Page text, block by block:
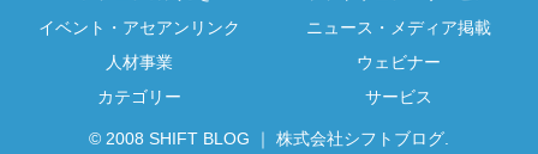
イベント・アセアンリンク
ニュース・メディア掲載
人材事業
ウェビナー
カテゴリー
サービス
© 2008 SHIFT BLOG ｜ 株式会社シフトブログ.